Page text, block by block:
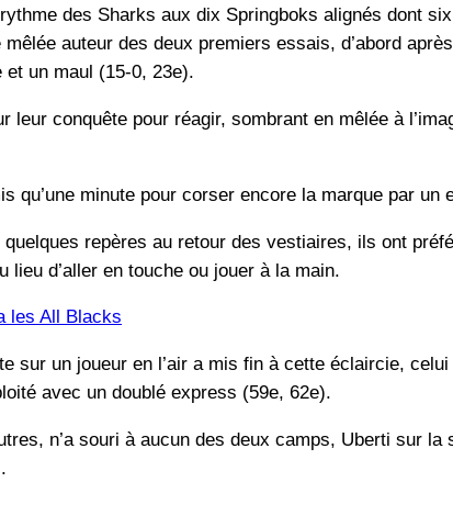
des Sharks aux dix Springboks alignés dont
auteur des deux premiers essais, d’abord
et un maul (15-0, 23e).
leur conquête pour réagir, sombrant en mêlée à
qu’une minute pour corser encore la marque par
repères au retour des vestiaires, ils ont
lieu d’aller en touche ou jouer à la main.
les All Blacks
sur un joueur en l’air a mis fin à cette éclaircie,
avec un doublé express (59e, 62e).
n’a souri à aucun des deux camps, Uberti sur